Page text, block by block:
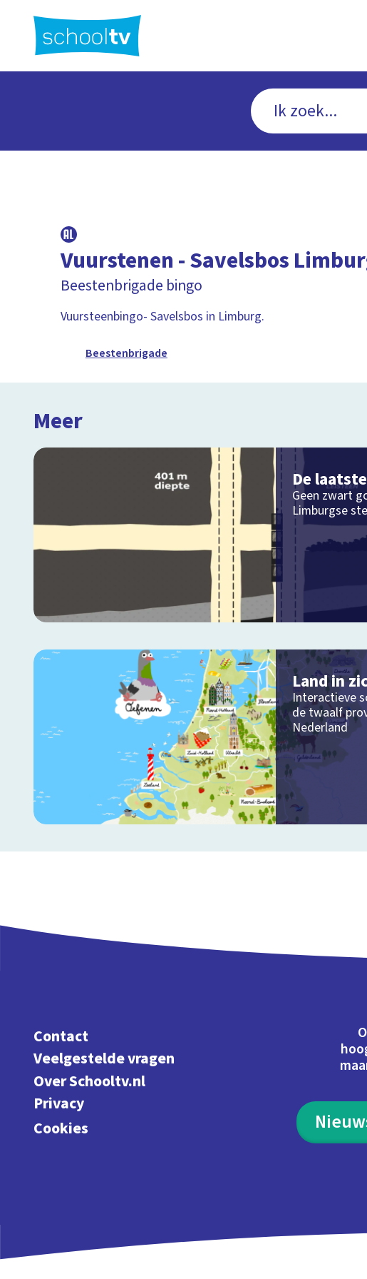
hoofdinhoud
Vuurstenen - Savelsbos
Beestenbrigade bingo
Vuursteenbingo- Savelsbos in Limburg.
Beestenbrigade
Meer
De
Geen zwart
Limburgse
Land in
Interactieve
de twaalf
Nederland
Contact
Veelgestelde vragen
Over Schooltv.nl
Privacy
Cookies